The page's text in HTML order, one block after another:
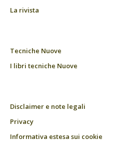
La rivista
Tecniche Nuove
I libri tecniche Nuove
Disclaimer e note legali
Privacy
Informativa estesa sui cookie